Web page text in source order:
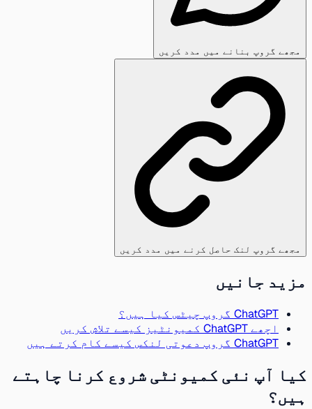
مجھے گروپ بنانے میں مدد کریں
مجھے گروپ لنک حاصل کرنے میں مدد کریں
مزید جانیں
ChatGPT گروپ چیٹس کیا ہیں؟
اچھے ChatGPT کمیونٹیز کیسے تلاش کریں
ChatGPT گروپ دعوتی لنکس کیسے کام کرتے ہیں
کیا آپ نئی کمیونٹی شروع کرنا چاہتے
ہیں؟